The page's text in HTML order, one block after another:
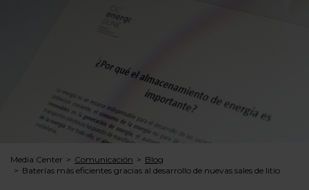
Media Center Comunicación
Blog
Baterías más eficientes gracias al desarrollo de nuevas sales de litio